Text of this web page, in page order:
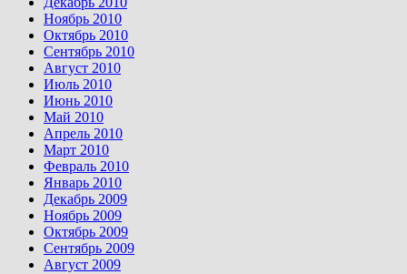
Ноябрь 2010
Октябрь 2010
Сентябрь 2010
Август 2010
Июль 2010
Июнь 2010
Май 2010
Апрель 2010
Март 2010
Февраль 2010
Январь 2010
Декабрь 2009
Ноябрь 2009
Октябрь 2009
Сентябрь 2009
Август 2009